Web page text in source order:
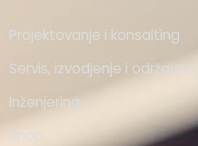
Projektovanje i konsalting
Servis, izvodjenje i održavanje
Inženjering
Shop